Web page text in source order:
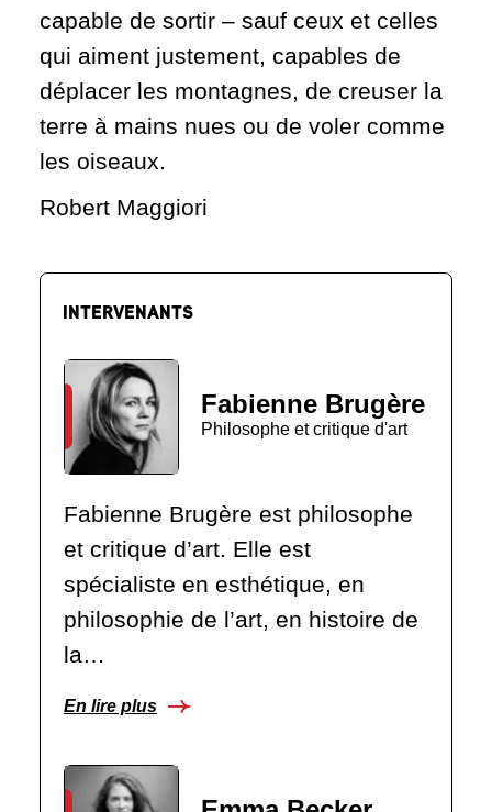
capable de sortir – sauf ceux et celles
qui aiment justement, capables de
déplacer les montagnes, de creuser la
terre à mains nues ou de voler comme
les oiseaux.
Robert Maggiori
INTERVENANTS
Fabienne Brugère
Philosophe et critique d'art
Fabienne Brugère est philosophe
et critique d’art. Elle est
spécialiste en esthétique, en
philosophie de l’art, en histoire de
la…
En lire plus